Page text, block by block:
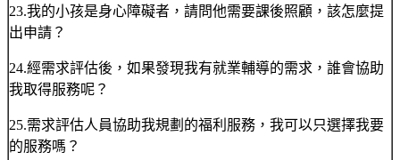
23.我的小孩是身心障礙者，請問他需要課後照顧，該怎麼提
出申請？
24.經需求評估後，如果發現我有就業輔導的需求，誰會協助
我取得服務呢？
25.需求評估人員協助我規劃的福利服務，我可以只選擇我要
的服務嗎？